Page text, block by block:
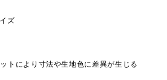
ズ
トにより寸法や生地色に差異が生じる